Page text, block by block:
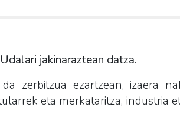
jakinaraztean datza.
zerbitzua ezartzean, izaera
eta merkataritza, industria